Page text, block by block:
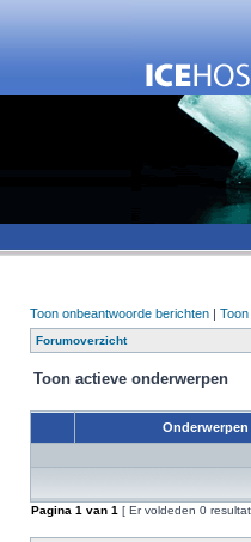
Toon onbeantwoorde berichten |
Forumoverzicht
Toon actieve onderwerpen
Onderwerpen
Pagina 1 van 1 [ Er voldeden 0